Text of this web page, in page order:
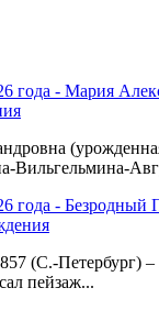
года - Мария
Вильгельмина-
года - Безродный
(С.-Петербург)
пейзаж...